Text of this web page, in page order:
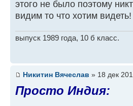
этого не было поэтому
видим то что хотим видеть!
выпуск 1989 года, 10 б класс.
Никитин Вячеслав » 18 дек
Просто Индия: